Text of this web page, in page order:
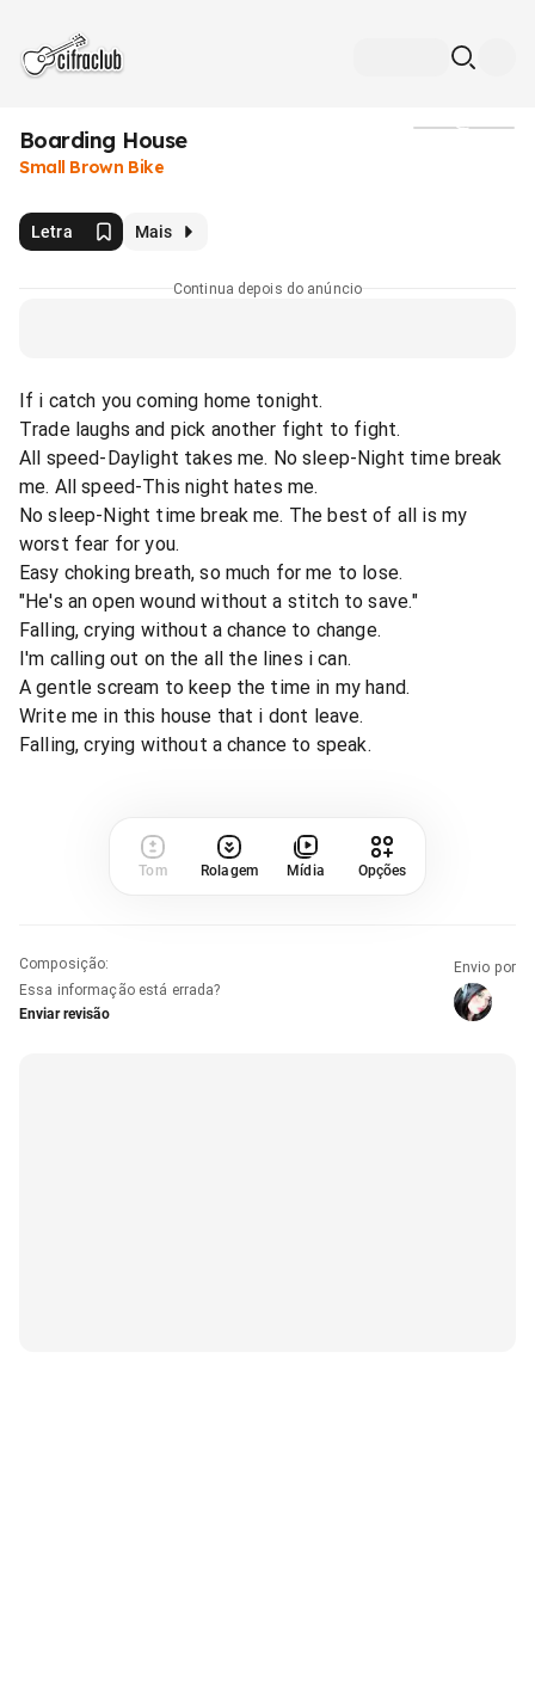
Boarding House
Small Brown Bike
Letra Mais
Continua depois do anúncio
If i catch you coming home tonight.
Trade laughs and pick another fight to fight.
All speed-Daylight takes me. No sleep-Night time break
me. All speed-This night hates me.
No sleep-Night time break me. The best of all is my
worst fear for you.
Easy choking breath, so much for me to lose.
"He's an open wound without a stitch to save."
Falling, crying without a chance to change.
I'm calling out on the all the lines i can.
A gentle scream to keep the time in my hand.
Write me in this house that i dont leave.
Falling, crying without a chance to speak.
Tom Rolagem Mídia Opções
Composição:
Essa informação está errada?
Enviar revisão
Envio por